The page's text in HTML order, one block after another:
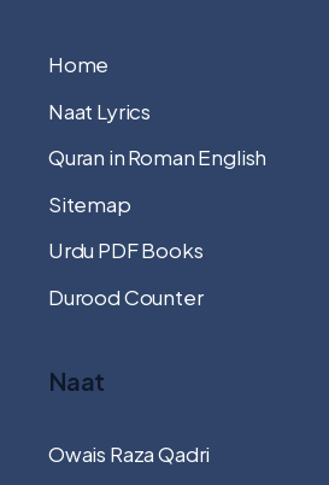
Home
Naat Lyrics
Quran in Roman English
Sitemap
Urdu PDF Books
Durood Counter
Naat
Owais Raza Qadri